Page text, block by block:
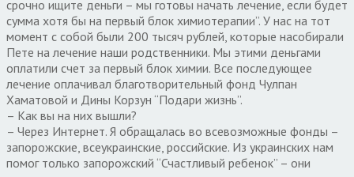
срочно ищите деньги – мы готовы начать лечение, если будет
сумма хотя бы на первый блок химиотерапии”. У нас на тот
момент с собой были 200 тысяч рублей, которые насобирали
Пете на лечение наши родственники. Мы этими деньгами
оплатили счет за первый блок химии. Все последующее
лечение оплачивал благотворительный фонд Чулпан
Хаматовой и Дины Корзун “Подари жизнь”.
– Как вы на них вышли?
– Через Интернет. Я обращалась во всевозможные фонды –
запорожские, всеукраинские, российские. Из украинских нам
помог только запорожский “Счастливый ребенок” – они